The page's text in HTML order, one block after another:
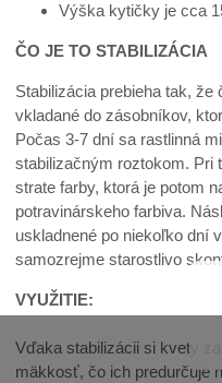
Výška kytičky je cca
ČO JE TO STABILIZÁCIA
Stabilizácia prebieha tak,
vkladané do zásobníkov,
Počas 3-7 dní sa rastlinná
stabilizačným roztokom. Pri
strate farby, ktorá je potom
potravinárskeho farbiva.
uskladnené po niekoľko dní
samozrejme starostlivo
VYUŽITIE:
Vďaka stabilizácii si kvety
mäkkosť, čo ich predurčuje